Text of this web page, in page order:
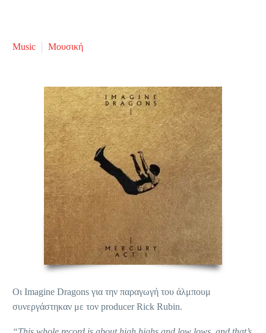
Music Μουσική
Οι Imagine Dragons για την παραγωγή του άλμπουμ
συνεργάστηκαν με τον producer Rick Rubin.